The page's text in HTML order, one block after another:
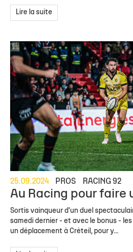
Lire la suite
25.09.2024 PROS RACING 92
Au Racing pour faire
Sortis vainqueur d'un duel
samedi dernier - et avec le bonus -
un déplacement à Créteil, pour y...